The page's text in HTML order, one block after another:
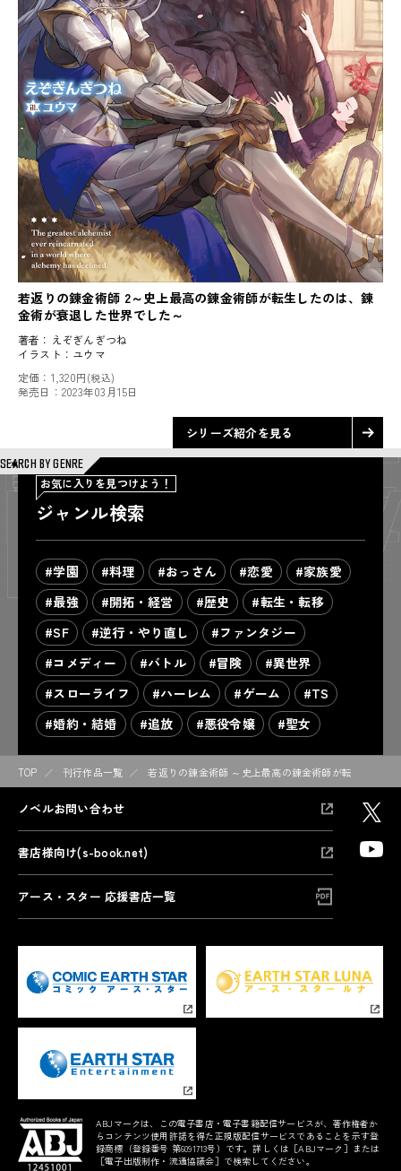
若返りの錬金術師 2～史上最高の錬金術師が転生したのは、錬
金術が衰退した世界でした～
著者： えぞぎんぎつね
イラスト： ユウマ
定価： 1,320円(税込)
発売日： 2023年03月15日
シリーズ紹介を見る
SEARCH BY GENRE
お気に入りを見つけよう！
ジャンル検索
#学園 #料理 #おっさん #恋愛
#家族愛
#最強
#開拓・経営 #歴史
#転生・転移
#SF
#逆行・やり直し
#ファンタジー
#コメディー
#バトル #冒険
#異世界
#スローライフ
#ハーレム #ゲーム
#TS
#婚約・結婚
#追放 #悪役令嬢 #聖女
TOP 刊行作品一覧 若返りの錬金術師 ～史上最高の錬金術師が転生したの
ノベルお問い合わせ
書店様向け(s-book.net)
アース・スター 応援書店一覧
ABJマークは、この電子書店・電子書籍配信サービスが、著作権者か
らコンテンツ使用許諾を得た正規版配信サービスであることを示す登
録商標（登録番号 第6091713号）です。詳しくは［ABJマーク］または
［電子出版制作・流通協議会］で検索してください。